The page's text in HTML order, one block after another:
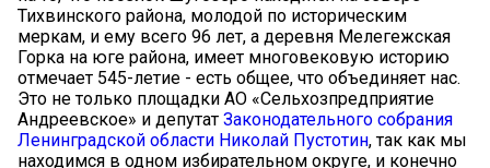
Тихвинского района, молодой по историческим
меркам, и ему всего 96 лет, а деревня Мелегежская
Горка на юге района, имеет многовековую историю
отмечает 545-летие - есть общее, что объединяет нас.
Это не только площадки АО «Сельхозпредприятие
Андреевское» и депутат Законодательного собрания
Ленинградской области Николай Пустотин, так как мы
находимся в одном избирательном округе, и конечно